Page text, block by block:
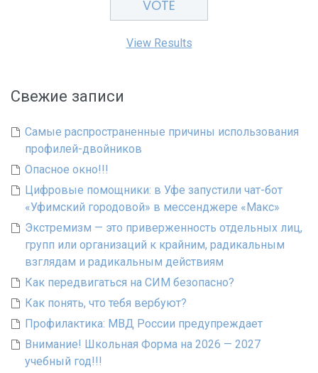
View Results
Свежие записи
Самые распространенные причины использования
профилей-двойников
Опасное окно!!!
Цифровые помощники: в Уфе запустили чат-бот
«Уфимский городовой» в мессенджере «Макс»
Экстремизм — это приверженность отдельных лиц,
групп или организаций к крайним, радикальным
взглядам и радикальным действиям
Как передвигаться на СИМ безопасно?
Как понять, что тебя вербуют?
Профилактика: МВД России предупреждает
Внимание! Школьная Форма на 2026 — 2027
учебный год!!!